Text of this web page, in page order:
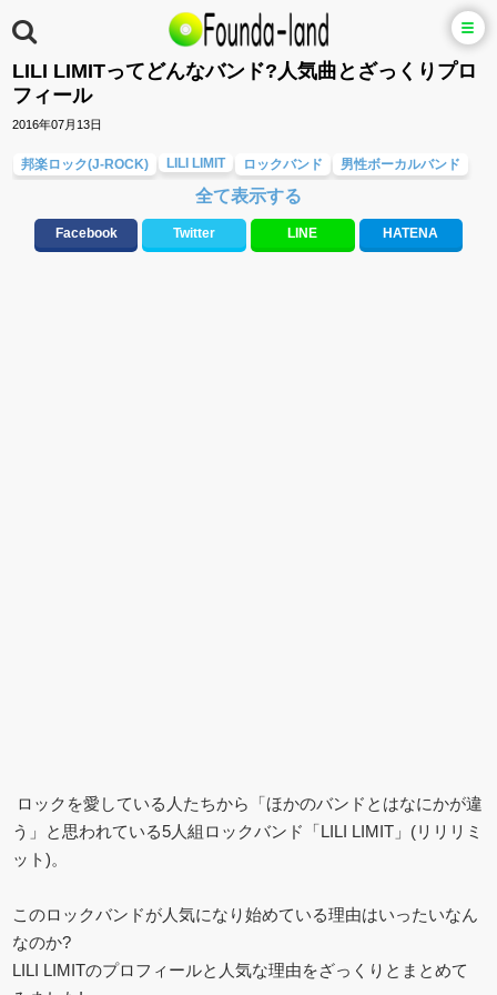
LILI LIMITってどんなバンド?人気曲とざっくりプロ
フィール
2016年07月13日
邦楽ロック(J-ROCK) LILI LIMIT ロックバンド 男性ボーカルバンド
全て表示する
Facebook Twitter LINE HATENA
ロックを愛している人たちから「ほかのバンドとはなにかが違
う」と思われている5人組ロックバンド「LILI LIMIT」(リリリミ
ット)。
このロックバンドが人気になり始めている理由はいったいなん
なのか?
LILI LIMITのプロフィールと人気な理由をざっくりとまとめて